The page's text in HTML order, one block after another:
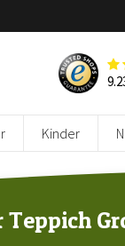
Kinder
Teppich